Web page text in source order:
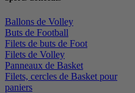
Ballons de Volley
Buts de Football
Filets de buts de Foot
Filets de Volley
Panneaux de Basket
Filets, cercles de Basket pour
paniers